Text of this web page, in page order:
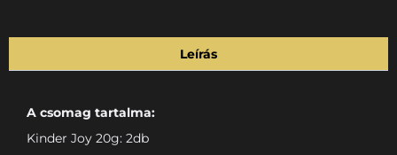
Leírás
A csomag tartalma:
Kinder Joy 20g: 2db